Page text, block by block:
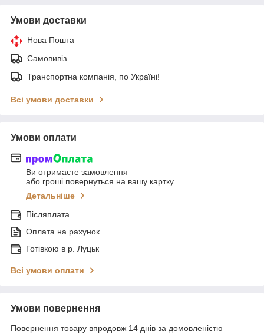
Умови доставки
Нова Пошта
Самовивіз
Транспортна компанія, по Україні!
Всі умови доставки
Умови оплати
Ви отримаєте замовлення
або гроші повернуться на вашу картку
Детальніше
Післяплата
Оплата на рахунок
Готівкою в р. Луцьк
Всі умови оплати
Умови повернення
Повернення товару впродовж 14 днів за домовленістю